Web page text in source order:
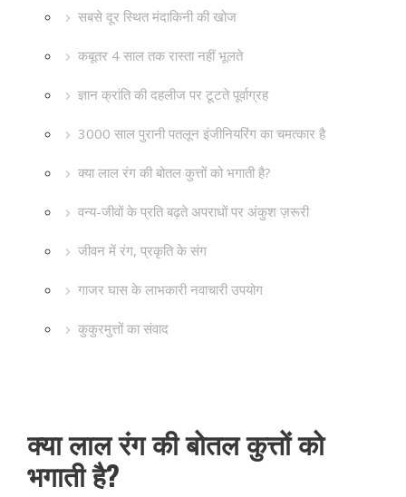
सबसे दूर स्थित मंदाकिनी की खोज
कबूतर 4 साल तक रास्ता नहीं भूलते
ज्ञान क्रांति की दहलीज पर टूटते पूर्वाग्रह
3000 साल पुरानी पतलून इंजीनियरिंग का चमत्कार है
क्या लाल रंग की बोतल कुत्तों को भगाती है?
वन्य-जीवों के प्रति बढ़ते अपराधों पर अंकुश ज़रूरी
जीवन में रंग, प्रकृति के संग
गाजर घास के लाभकारी नवाचारी उपयोग
कुकुरमुत्तों का संवाद
क्या लाल रंग की बोतल कुत्तों को
भगाती है?